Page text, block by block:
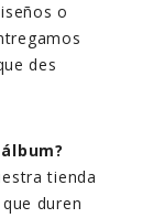
o
des
tienda
duren